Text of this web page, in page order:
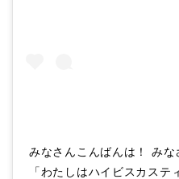
みなさんこんばんは！ みな
「わたしはハイビスカス